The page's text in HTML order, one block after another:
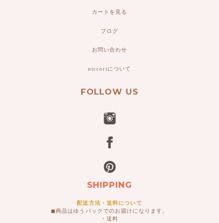
カートを見る
ブログ
お問い合わせ
niccoriについて
FOLLOW US
SHIPPING
配送方法・送料について
◼︎商品はゆうパックでのお届けになります。
・送料